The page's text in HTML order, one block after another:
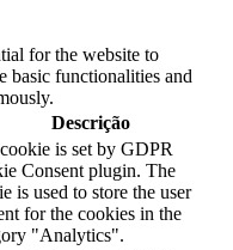
for the website to
basic functionalities and
Descrição
is set by GDPR
Consent plugin. The
is used to store the user
for the cookies in the
"Analytics".